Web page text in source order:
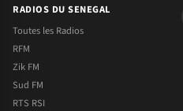
RADIOS DU SENEGAL
Toutes les Radios
RFM
Zik FM
Sud FM
RTS RSI